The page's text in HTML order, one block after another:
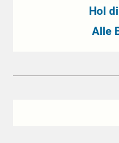
Hol
Alle